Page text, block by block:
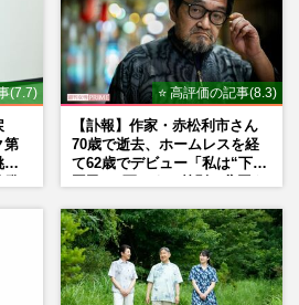
万円」“金仕様”ネックレス！金の
騰中で“購入価値…
2026/7/13
(7.7)
第
戦
⭐ 高評価の記事(8.3)
【訃報】作家・赤松利市さん
70歳で逝去、ホームレスを経
て62歳でデビュー「私は“下級